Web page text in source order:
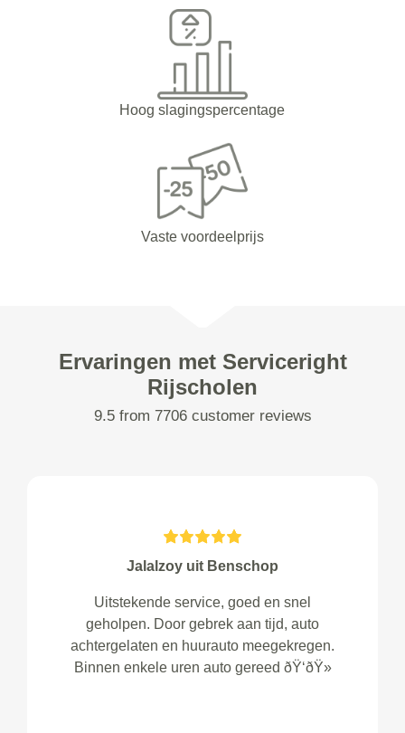
Hoog slagingspercentage
Vaste voordeelprijs
Ervaringen met Serviceright
Rijscholen
9.5 from 7706 customer reviews
Jalalzoy uit Benschop
Uitstekende service, goed en snel
geholpen. Door gebrek aan tijd, auto
achtergelaten en huurauto meegekregen.
Binnen enkele uren auto gereed ðŸ‘ðŸ»